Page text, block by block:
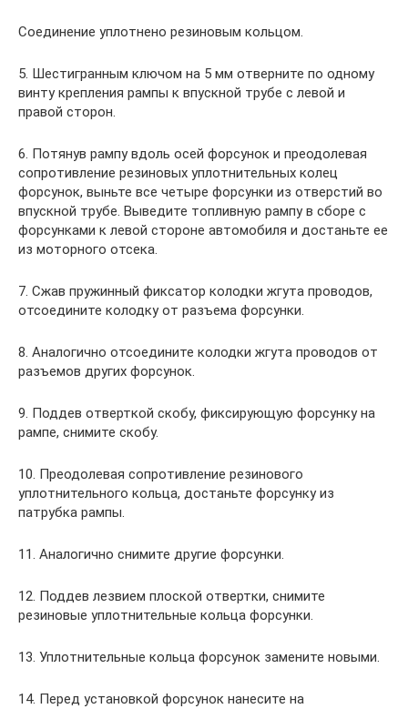
Соединение уплотнено резиновым кольцом.
5. Шестигранным ключом на 5 мм отверните по одному
винту крепления рампы к впускной трубе с левой и
правой сторон.
6. Потянув рампу вдоль осей форсунок и преодолевая
сопротивление резиновых уплотнительных колец
форсунок, выньте все четыре форсунки из отверстий во
впускной трубе. Выведите топливную рампу в сборе с
форсунками к левой стороне автомобиля и достаньте ее
из моторного отсека.
7. Сжав пружинный фиксатор колодки жгута проводов,
отсоедините колодку от разъема форсунки.
8. Аналогично отсоедините колодки жгута проводов от
разъемов других форсунок.
9. Поддев отверткой скобу, фиксирующую форсунку на
рампе, снимите скобу.
10. Преодолевая сопротивление резинового
уплотнительного кольца, достаньте форсунку из
патрубка рампы.
11. Аналогично снимите другие форсунки.
12. Поддев лезвием плоской отвертки, снимите
резиновые уплотнительные кольца форсунки.
13. Уплотнительные кольца форсунок замените новыми.
14. Перед установкой форсунок нанесите на